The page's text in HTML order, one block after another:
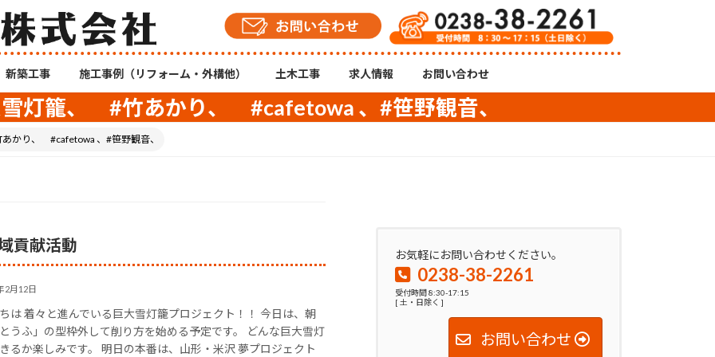
新築工事 施工事例（リフォーム・外構他） 土木工事 求人情報 お問い合わせ
灯籠、 #竹あかり、 #cafetowa 、#笹野観音、
かり、 #cafetowa 、#笹野観音、
貢献活動
2月12日
は 着々と進んでいる巨大雪灯籠プロジェクト！！ 今日は、朝
うふ」の型枠外して削り方を始める予定です。 どんな巨大雪灯
るか楽しみです。 明日の本番は、山形・米沢 夢プロジェクト
お気軽にお問い合わせください。
0238-38-2261
受付時間 8:30-17:15
[ 土・日除く ]
お問い合わせ